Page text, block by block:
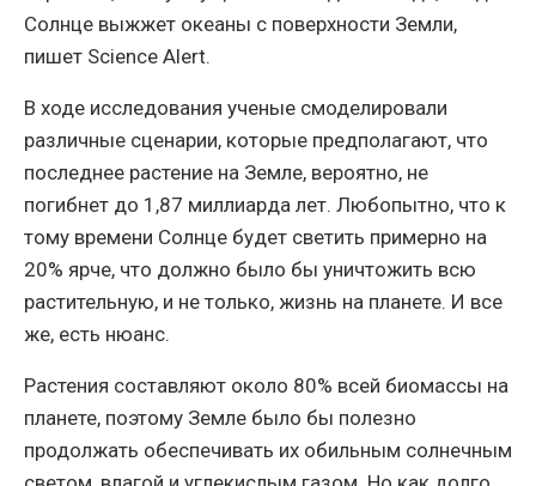
Солнце выжжет океаны с поверхности Земли,
пишет Science Alert.
В ходе исследования ученые смоделировали
различные сценарии, которые предполагают, что
последнее растение на Земле, вероятно, не
погибнет до 1,87 миллиарда лет. Любопытно, что к
тому времени Солнце будет светить примерно на
20% ярче, что должно было бы уничтожить всю
растительную, и не только, жизнь на планете. И все
же, есть нюанс.
Растения составляют около 80% всей биомассы на
планете, поэтому Земле было бы полезно
продолжать обеспечивать их обильным солнечным